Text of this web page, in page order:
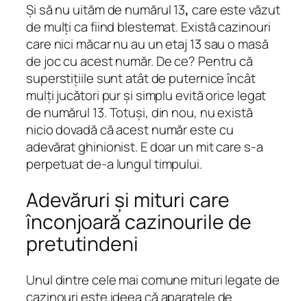
Și să nu uităm de numărul 13, care este văzut
de mulți ca fiind blestemat. Există cazinouri
care nici măcar nu au un etaj 13 sau o masă
de joc cu acest număr. De ce? Pentru că
superstițiile sunt atât de puternice încât
mulți jucători pur și simplu evită orice legat
de numărul 13. Totuși, din nou, nu există
nicio dovadă că acest număr este cu
adevărat ghinionist. E doar un mit care s-a
perpetuat de-a lungul timpului.
Adevăruri și mituri care
înconjoară cazinourile de
pretutindeni
Unul dintre cele mai comune mituri legate de
cazinouri este ideea că aparatele de